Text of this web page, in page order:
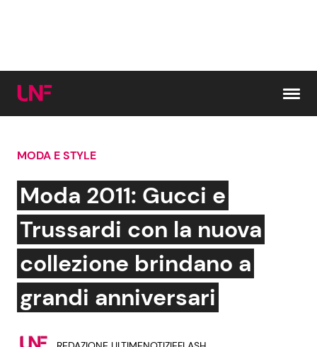
Cerca:
News e Cronaca
Attualità Italiana
Dal Mondo
Gossip e TV
Bellezze VIP
Coppie VIP
MODA E STYLE
Moda 2011: Gucci e
Trussardi con la nuova
collezione brindano a
grandi anniversari